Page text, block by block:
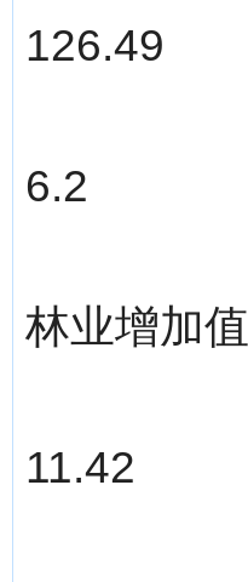
126.49
6.2
林业增加值
11.42